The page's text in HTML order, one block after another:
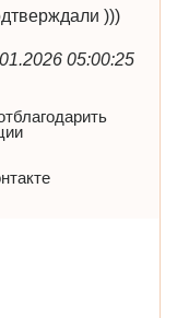
)))
05:00:25